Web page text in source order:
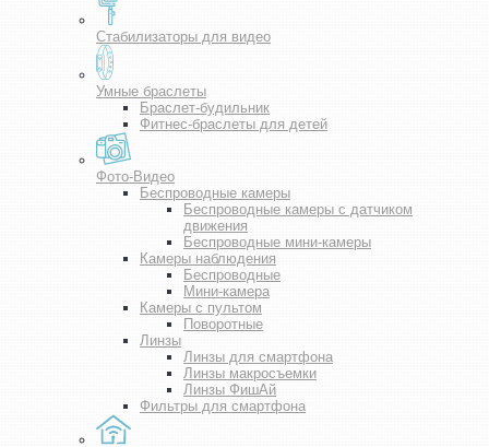
Стабилизаторы для видео
Умные браслеты
Браслет-будильник
Фитнес-браслеты для детей
Фото-Видео
Беспроводные камеры
Беспроводные камеры с датчиком
движения
Беспроводные мини-камеры
Камеры наблюдения
Беспроводные
Мини-камера
Камеры с пультом
Поворотные
Линзы
Линзы для смартфона
Линзы макросъемки
Линзы ФишАй
Фильтры для смартфона